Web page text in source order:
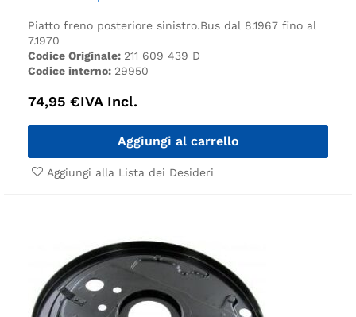
Piatto freno posteriore sinistro.Bus dal 8.1967 fino al
7.1970
Codice Originale: 211 609 439 D
Codice interno: 29950
74,95 €IVA Incl.
Aggiungi al carrello
Aggiungi alla Lista dei Desideri